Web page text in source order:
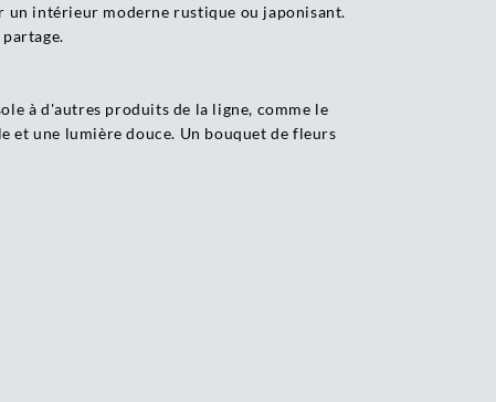
intérieur moderne rustique ou japonisant.
à d'autres produits de la ligne, comme le
et une lumière douce. Un bouquet de fleurs